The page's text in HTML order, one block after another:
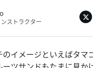
ストラクター
のイメージといえばタマ